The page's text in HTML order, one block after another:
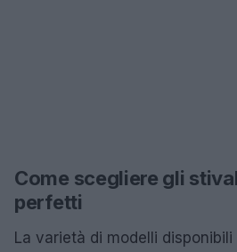
Come scegliere gli
perfetti
La varietà di modelli